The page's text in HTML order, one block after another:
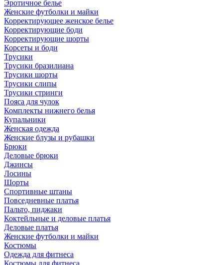
Эротичное белье
Женские футболки и майки
Корректирующее женское белье
Корректирующие боди
Корректирующие шорты
Корсеты и боди
Трусики
Трусики бразилиана
Трусики шорты
Трусики слипы
Трусики стринги
Пояса для чулок
Комплекты нижнего белья
Купальники
Женская одежда
Женские блузы и рубашки
Брюки
Деловые брюки
Джинсы
Лосины
Шорты
Спортивные штаны
Повседневные платья
Пальто, пиджаки
Коктейльные и деловые платья
Деловые платья
Женские футболки и майки
Костюмы
Одежда для фитнеса
Костюмы для фитнеса